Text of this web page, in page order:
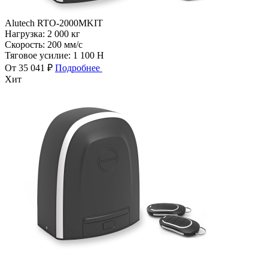
Alutech RTO-2000MKIT
Нагрузка: 2 000 кг
Скорость: 200 мм/с
Тяговое усилие: 1 100 Н
От 35 041 ₽ Подробнее
Хит